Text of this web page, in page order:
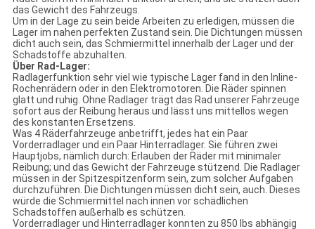
das Gewicht des Fahrzeugs.
Um in der Lage zu sein beide Arbeiten zu erledigen, müssen die
Lager im nahen perfekten Zustand sein. Die Dichtungen müssen
dicht auch sein, das Schmiermittel innerhalb der Lager und der
Schadstoffe abzuhalten.
Über Rad-Lager:
Radlagerfunktion sehr viel wie typische Lager fand in den Inline-
Rochenrädern oder in den Elektromotoren. Die Räder spinnen
glatt und ruhig. Ohne Radlager trägt das Rad unserer Fahrzeuge
sofort aus der Reibung heraus und lässt uns mittellos wegen
des konstanten Ersetzens.
Was 4 Räderfahrzeuge anbetrifft, jedes hat ein Paar
Vorderradlager und ein Paar Hinterradlager. Sie führen zwei
Hauptjobs, nämlich durch: Erlauben der Räder mit minimaler
Reibung; und das Gewicht der Fahrzeuge stützend. Die Radlager
müssen in der Spitzespitzenform sein, zum solcher Aufgaben
durchzuführen. Die Dichtungen müssen dicht sein, auch. Dieses
würde die Schmiermittel nach innen vor schädlichen
Schadstoffen außerhalb es schützen.
Vorderradlager und Hinterradlager konnten zu 850 lbs abhängig